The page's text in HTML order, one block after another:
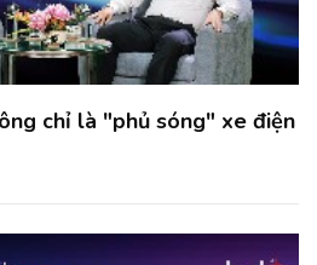
chỉ là "phủ sóng" xe điện